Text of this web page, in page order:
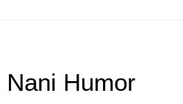
Nani Humor